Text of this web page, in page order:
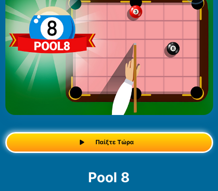
Παίξτε Τώρα
Pool 8